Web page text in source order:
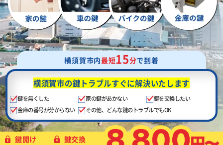
横須賀市内最短15分で到着
横須賀市の鍵トラブルすぐに解決いたします
鍵を無くした 家の鍵があかない
鍵を交換したい
金庫の番号が分からない
その他、どんな鍵のトラブルでもOK
鍵開け
鍵交換